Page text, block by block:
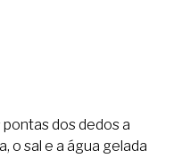
pontas dos dedos a
o sal e a água gelada